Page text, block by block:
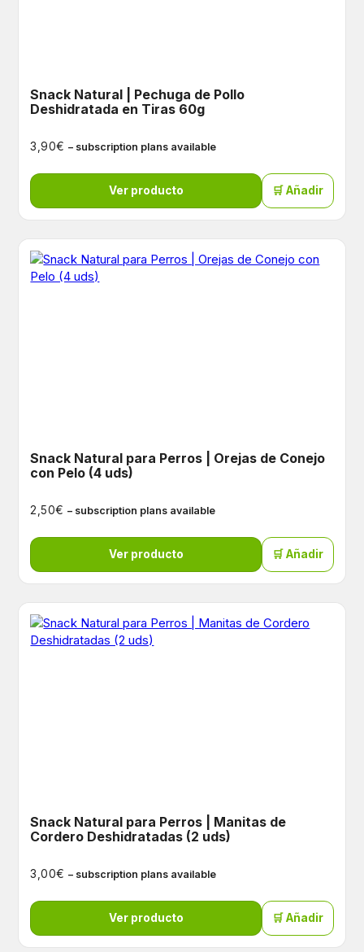
Snack Natural | Pechuga de Pollo
Deshidratada en Tiras 60g
3,90€ – subscription plans available
Ver producto 🛒 Añadir
Snack Natural para Perros | Orejas de Conejo
con Pelo (4 uds)
2,50€ – subscription plans available
Ver producto 🛒 Añadir
Snack Natural para Perros | Manitas de
Cordero Deshidratadas (2 uds)
3,00€ – subscription plans available
Ver producto 🛒 Añadir